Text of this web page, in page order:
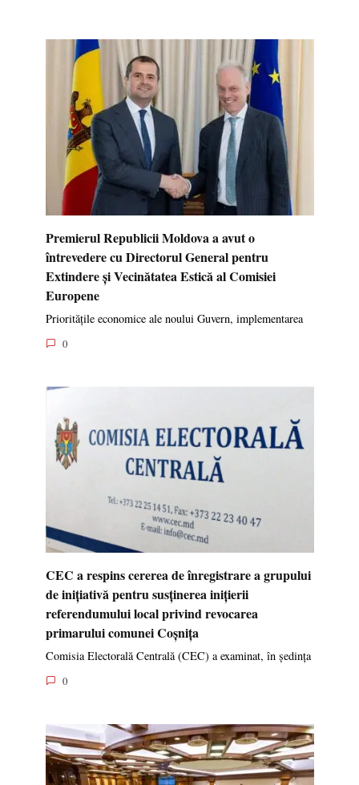
Premierul Republicii Moldova a avut o
întrevedere cu Directorul General pentru
Extindere și Vecinătatea Estică al Comisiei
Europene
Prioritățile economice ale noului Guvern, implementarea
0
CEC a respins cererea de înregistrare a grupului
de inițiativă pentru susținerea inițierii
referendumului local privind revocarea
primarului comunei Coșnița
Comisia Electorală Centrală (CEC) a examinat, în ședința
0